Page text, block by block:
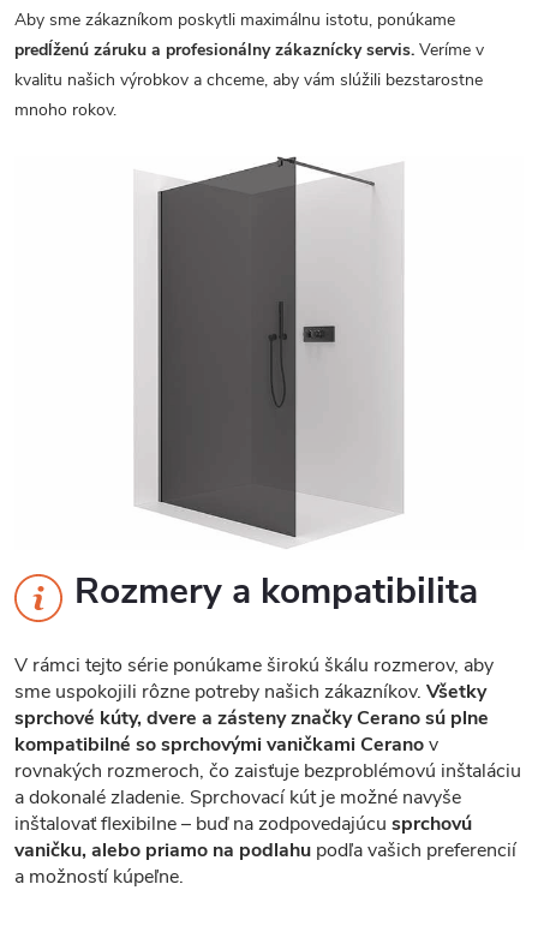
Aby sme zákazníkom poskytli maximálnu istotu, ponúkame
predĺženú záruku a profesionálny zákaznícky servis. Veríme v
kvalitu našich výrobkov a chceme, aby vám slúžili bezstarostne
mnoho rokov.
Rozmery a kompatibilita
V rámci tejto série ponúkame širokú škálu rozmerov, aby
sme uspokojili rôzne potreby našich zákazníkov. Všetky
sprchové kúty, dvere a zásteny značky Cerano sú plne
kompatibilné so sprchovými vaničkami Ceranov
rovnakých rozmeroch, čo zaisťuje bezproblémovú inštaláciu
a dokonalé zladenie. Sprchovací kút je možné navyše
inštalovať flexibilne – buď na zodpovedajúcu sprchovú
vaničku, alebo priamo na podlahu podľa vašich preferencií
a možností kúpeľne.